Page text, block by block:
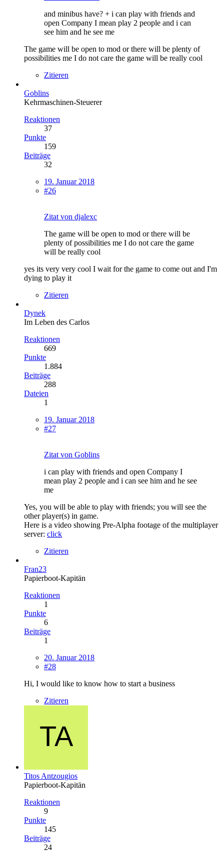
and minibus have? + i can play with friends and
open Company I mean play 2 people and i can
see him and he see me
The game will be open to mod or there will be plenty of
possibilities me I do not care the game will be really cool
Zitieren
Goblins
Kehrmaschinen-Steuerer
Reaktionen
37
Punkte
159
Beiträge
32
19. Januar 2018
#26
Zitat von djalexc
The game will be open to mod or there will be
plenty of possibilities me I do not care the game
will be really cool
yes its very very cool I wait for the game to come out and I'm
dying to play it
Zitieren
Dynek
Im Leben des Carlos
Reaktionen
669
Punkte
1.884
Beiträge
288
Dateien
1
19. Januar 2018
#27
Zitat von Goblins
i can play with friends and open Company I
mean play 2 people and i can see him and he see
me
Yes, you will be able to play with friends; you will see the
other player(s) in game.
Here is a video showing Pre-Alpha footage of the multiplayer
server: click
Zitieren
Fran23
Papierboot-Kapitän
Reaktionen
1
Punkte
6
Beiträge
1
20. Januar 2018
#28
Hi, I would like to know how to start a business
Zitieren
Titos Antzougios
Papierboot-Kapitän
Reaktionen
9
Punkte
145
Beiträge
24